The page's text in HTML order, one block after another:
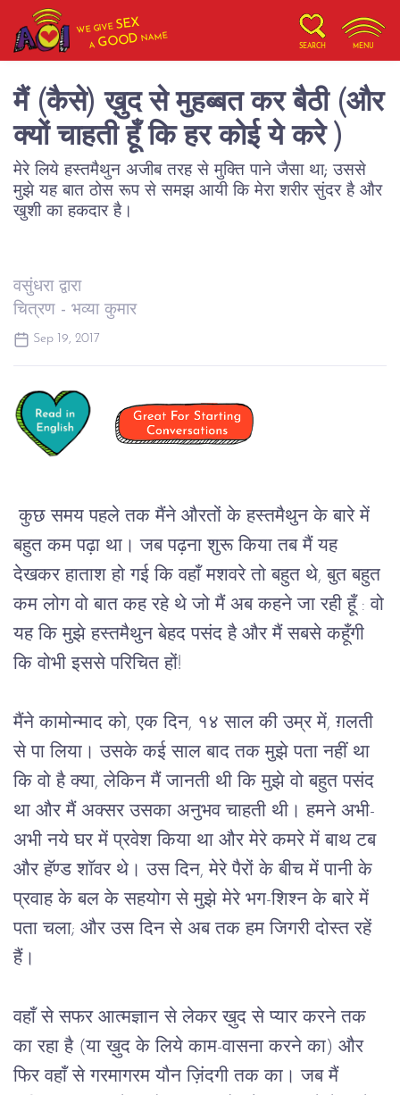
WE GIVESEX
AGOOD NAME
SEARCH MENU
मैं (कैसे) ख़ुद से मुहब्बत कर बैठी (और
क्यों चाहती हूँ कि हर कोई ये करे )
मेरे लिये हस्तमैथुन अजीब तरह से मुक्ति पाने जैसा था; उससे
मुझे यह बात ठोस रूप से समझ आयी कि मेरा शरीर सुंदर है और
खुशी का हकदार है।
वसुंधरा द्वारा
चित्रण - भव्या कुमार
Sep 19, 2017
कुछ समय पहले तक मैंने औरतों के हस्तमैथुन के बारे में
बहुत कम पढ़ा था। जब पढ़ना शुरू किया तब मैं यह
देखकर हाताश हो गई कि वहाँ मशवरे तो बहुत थे, बुत बहुत
कम लोग वो बात कह रहे थे जो मैं अब कहने जा रही हूँ : वो
यह कि मुझे हस्तमैथुन बेहद पसंद है और मैं सबसे कहूँगी
कि वोभी इससे परिचित हों!
मैंने कामोन्माद को, एक दिन, १४ साल की उम्र में, ग़लती
से पा लिया। उसके कई साल बाद तक मुझे पता नहीं था
कि वो है क्या, लेकिन मैं जानती थी कि मुझे वो बहुत पसंद
था और मैं अक्सर उसका अनुभव चाहती थी। हमने अभी-
अभी नये घर में प्रवेश किया था और मेरे कमरे में बाथ टब
और हॅण्ड शाॅवर थे। उस दिन, मेरे पैरों के बीच में पानी के
प्रवाह के बल के सहयोग से मुझे मेरे भग-शिश्न के बारे में
पता चला; और उस दिन से अब तक हम जिगरी दोस्त रहें
हैं।
वहाँ से सफर आत्मज्ञान से लेकर ख़ुद से प्यार करने तक
का रहा है (या ख़ुद के लिये काम-वासना करने का) और
फिर वहाँ से गरमागरम यौन ज़िंदगी तक का। जब मैं